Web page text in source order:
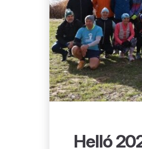
Helló